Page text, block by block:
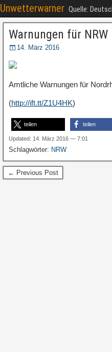
Unwetterwarner Quelle:
Warnungen für NRW
14. März 2016
Amtliche Warnungen für
(http://ift.tt/Z1U4HK)
teilen teilen
Updated: 14. März 2016 — 7:01
Schlagwörter: NRW
← Previous Post